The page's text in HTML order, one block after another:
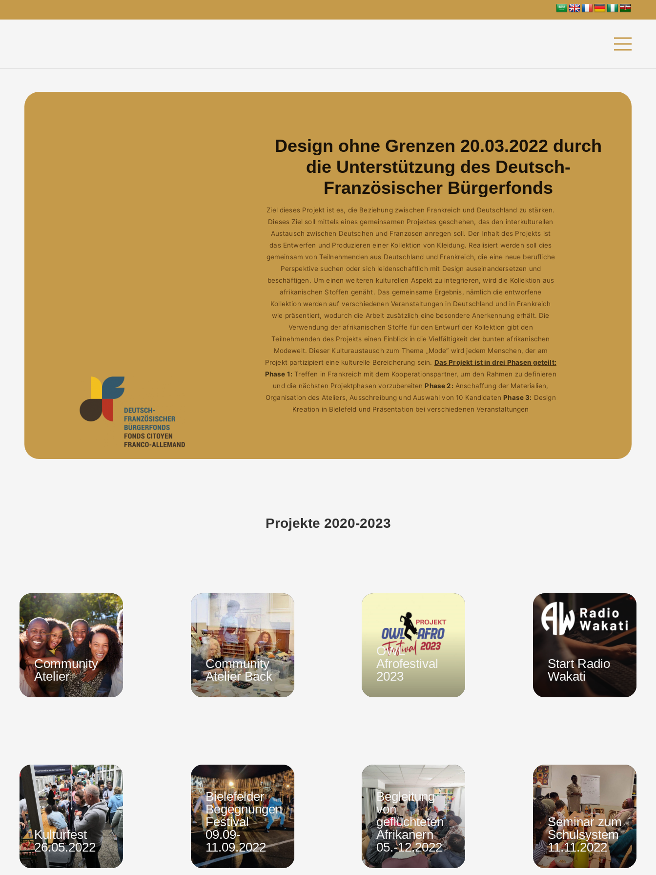
Design ohne Grenzen 20.03.2022 durch
die Unterstützung des Deutsch-
Französischer Bürgerfonds
Ziel dieses Projekt ist es, die Beziehung zwischen Frankreich und Deutschland zu stärken.
Dieses Ziel soll mittels eines gemeinsamen Projektes geschehen, das den interkulturellen
Austausch zwischen Deutschen und Franzosen anregen soll. Der Inhalt des Projekts ist
das Entwerfen und Produzieren einer Kollektion von Kleidung. Realisiert werden soll dies
gemeinsam von Teilnehmenden aus Deutschland und Frankreich, die eine neue berufliche
Perspektive suchen oder sich leidenschaftlich mit Design auseinandersetzen und
beschäftigen. Um einen weiteren kulturellen Aspekt zu integrieren, wird die Kollektion aus
afrikanischen Stoffen genäht. Das gemeinsame Ergebnis, nämlich die entworfene
Kollektion werden auf verschiedenen Veranstaltungen in Deutschland und in Frankreich
wie präsentiert, wodurch die Arbeit zusätzlich eine besondere Anerkennung erhält. Die
Verwendung der afrikanischen Stoffe für den Entwurf der Kollektion gibt den
Teilnehmenden des Projekts einen Einblick in die Vielfältigkeit der bunten afrikanischen
Modewelt. Dieser Kulturaustausch zum Thema „Mode“ wird jedem Menschen, der am
Projekt partizipiert eine kulturelle Bereicherung sein. Das Projekt ist in drei Phasen geteilt:
Phase 1: Treffen in Frankreich mit dem Kooperationspartner, um den Rahmen zu definieren
und die nächsten Projektphasen vorzubereiten Phase 2: Anschaffung der Materialien,
Organisation des Ateliers, Ausschreibung und Auswahl von 10 Kandidaten Phase 3: Design
Kreation in Bielefeld und Präsentation bei verschiedenen Veranstaltungen
Projekte 2020-2023
Community
Atelier
Community
Atelier Back
OWL
Afrofestival
2023
Start Radio
Wakati
Kulturfest
26.05.2022
Bielefelder
Begegnungen
Festival
09.09-
11.09.2022
Begleitung
von
geflüchteten
Afrikanern
05.-12.2022
Seminar zum
Schulsystem
11.11.2022